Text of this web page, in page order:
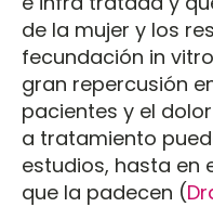
de la mujer y los
fecundación in
gran repercusión
pacientes y el
a tratamiento
estudios, hasta en
que la padecen (